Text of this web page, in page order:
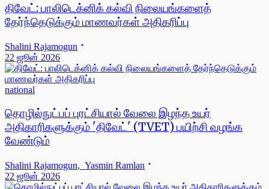
திவேட்: பாலிடெக்னிக் கல்வி நிலையங்களைத்
தேர்ந்தெடுக்கும் மாணவர்கள் அதிகரிப்பு
Shalini Rajamogun
22 ஜூன் 2026
national
தொழில்நுட்பப் புரட்சியால் வேலை இழந்த உயர்
அதிகாரிகளுக்கும் 'திவேட்' (TVET) பயிற்சி வழங்க
வேண்டும்
Shalini Rajamogun, Yasmin Ramlan
22 ஜூன் 2026